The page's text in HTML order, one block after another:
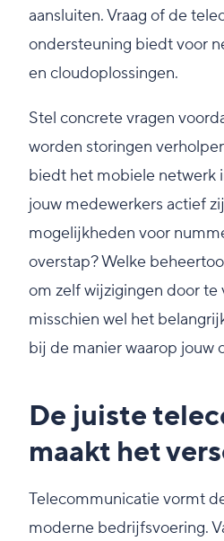
aansluiten. Vraag of de
ondersteuning biedt voor
en cloudoplossingen.
Stel concrete vragen
worden storingen
biedt het mobiele netwerk
jouw medewerkers actief
mogelijkheden voor
overstap? Welke
om zelf wijzigingen door te
misschien wel het
bij de manier waarop jouw
De juiste
maakt het
Telecommunicatie vormt
moderne bedrijfsvoering.